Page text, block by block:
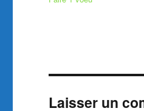
Laisser un